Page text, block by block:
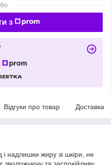
з
Відгуки про товар Доставка
надлишки жиру зі шкіри, не
та заспокійливу